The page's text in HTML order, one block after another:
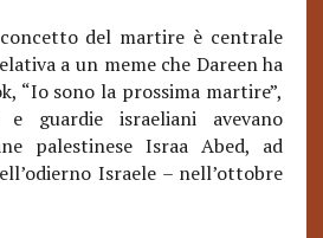
del martire è centrale
a un meme che Dareen ha
“Io sono la prossima martire”,
guardie israeliani avevano
palestinese Israa Abed, ad
Israele – nell’ottobre